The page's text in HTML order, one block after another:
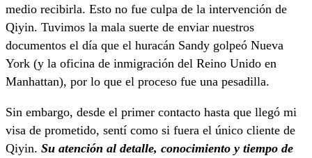
medio recibirla. Esto no fue culpa de la intervención de
Qiyin. Tuvimos la mala suerte de enviar nuestros
documentos el día que el huracán Sandy golpeó Nueva
York (y la oficina de inmigración del Reino Unido en
Manhattan), por lo que el proceso fue una pesadilla.
Sin embargo, desde el primer contacto hasta que llegó mi
visa de prometido, sentí como si fuera el único cliente de
Qiyin. Su atención al detalle, conocimiento y tiempo de